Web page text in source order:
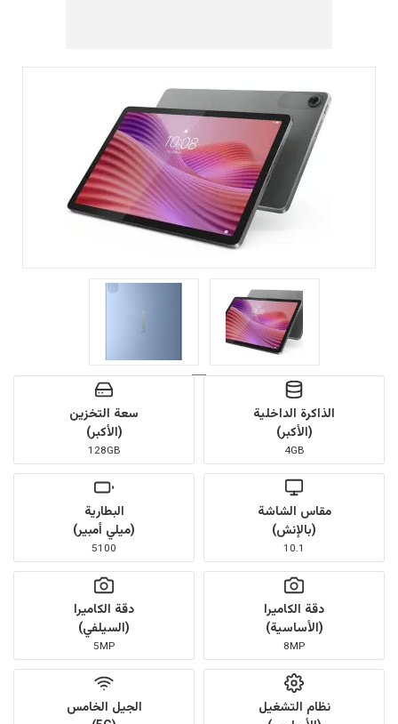
الذاكرة الداخلية
(الأكبر)
4GB
سعة التخزين
(الأكبر)
128GB
مقاس الشاشة
(بالإنش)
10.1
البطارية
(ميلي أمبير)
5100
دقة الكاميرا
(الأساسية)
8MP
دقة الكاميرا
(السيلفي)
5MP
نظام التشغيل
الجيل الخامس